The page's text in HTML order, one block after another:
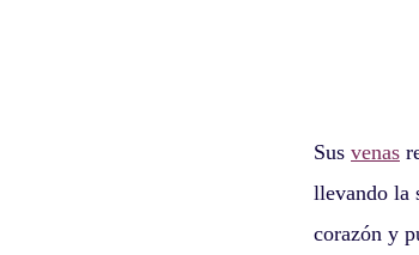
Sus venas
llevando la
corazón y